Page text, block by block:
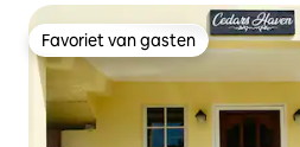
Favoriet van gasten
Favoriet van gasten